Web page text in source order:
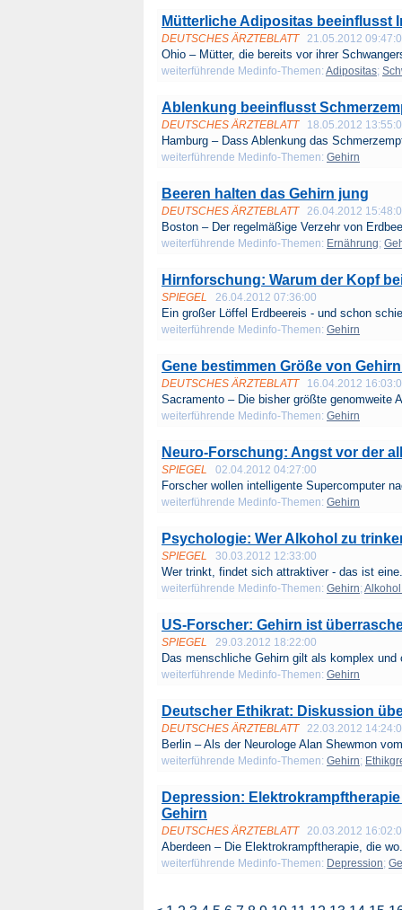
Mütterliche Adipositas beeinflusst
DEUTSCHES ÄRZTEBLATT 21.05.2012
Ohio – Mütter, die bereits vor ihrer
weiterführende Medinfo-Themen: Adipositas;
Ablenkung beeinflusst
DEUTSCHES ÄRZTEBLATT 18.05.2012
Hamburg – Dass Ablenkung das
weiterführende Medinfo-Themen: Gehirn
Beeren halten das Gehirn jung
DEUTSCHES ÄRZTEBLATT 26.04.2012
Boston – Der regelmäßige Verzehr von
weiterführende Medinfo-Themen: Ernährung;
Hirnforschung: Warum der Kopf
SPIEGEL 26.04.2012 07:36:00
Ein großer Löffel Erdbeereis - und schon
weiterführende Medinfo-Themen: Gehirn
Gene bestimmen Größe von
DEUTSCHES ÄRZTEBLATT 16.04.2012
Sacramento – Die bisher größte genomweite
weiterführende Medinfo-Themen: Gehirn
Neuro-Forschung: Angst vor der
SPIEGEL 02.04.2012 04:27:00
Forscher wollen intelligente Supercomputer
weiterführende Medinfo-Themen: Gehirn
Psychologie: Wer Alkohol zu
SPIEGEL 30.03.2012 12:33:00
Wer trinkt, findet sich attraktiver - das ist
weiterführende Medinfo-Themen: Gehirn;
US-Forscher: Gehirn ist
SPIEGEL 29.03.2012 18:22:00
Das menschliche Gehirn gilt als komplex und
weiterführende Medinfo-Themen: Gehirn
Deutscher Ethikrat: Diskussion
DEUTSCHES ÄRZTEBLATT 22.03.2012
Berlin – Als der Neurologe Alan Shewmon
weiterführende Medinfo-Themen: Gehirn;
Depression:
Gehirn
DEUTSCHES ÄRZTEBLATT 20.03.2012
Aberdeen – Die Elektrokrampftherapie, die
weiterführende Medinfo-Themen: Depression;